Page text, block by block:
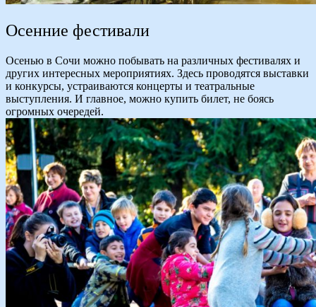
Осенние фестивали
Осенью в Сочи можно побывать на различных фестивалях и
других интересных мероприятиях. Здесь проводятся выставки
и конкурсы, устраиваются концерты и театральные
выступления. И главное, можно купить билет, не боясь
огромных очередей.